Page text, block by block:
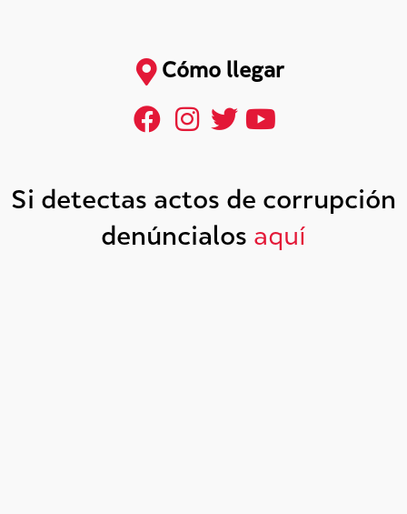
Cómo llegar
Si detectas actos de corrupción
denúncialos aquí